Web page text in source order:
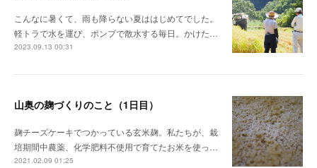
こんなに暑くて、雨も降らない夏ははじめてでした。
軽トラで水を運び、ポンプで散水する毎日。かけた…
2023.09.13 00:31
山奥の麹づくりのこと（1日目）
麹チーズケーキでつかっている玄米麹。私たちが、栽
培期間中農薬、化学肥料不使用で育てたお米を使っ…
2021.02.09 01:25